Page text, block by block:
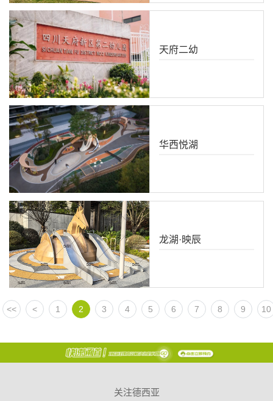
天府二幼
华西悦湖
龙湖·映辰
<< < 1 2 3 4 5 6 7 8 9 10
关注德西亚